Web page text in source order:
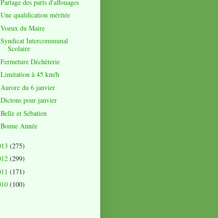
Partage des parts d'affouages
Une qualification méritée
Voeux du Maire
Syndicat Intercommunal
Scolaire
Fermeture Déchèterie
Limitation à 45 km/h
Aurore du 6 janvier
Dictons pour janvier
Belle et Sébatien
Bonne Année
(275)
(299)
(171)
(100)